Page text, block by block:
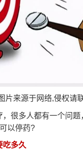
来源于网络,侵权请
多人都有一个问题
以停药?
吃多久